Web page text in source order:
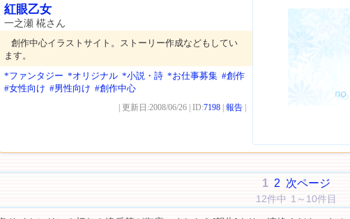
紅眼乙女
一之瀬 椛さん
創作中心イラストサイト。ストーリー作成などもしてい
ます。
*ファンタジー *オリジナル *小説・詩 *お仕事募集 #創作
#女性向け #男性向け #創作中心
| 更新日:2008/06/26 | ID:7198 報告
1 2 次ページ
12件中 1～10件目